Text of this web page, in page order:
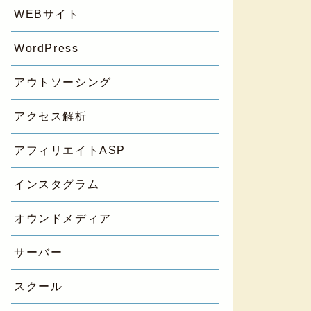
WEBサイト
WordPress
アウトソーシング
アクセス解析
アフィリエイトASP
インスタグラム
オウンドメディア
サーバー
スクール